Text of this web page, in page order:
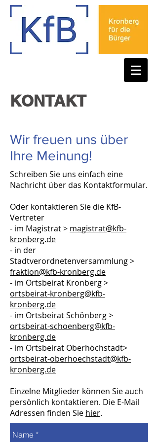
KONTAKT
Wir freuen uns über
Ihre Meinung!
Schreiben Sie uns einfach eine
Nachricht über das Kontaktformular.
Oder kontaktieren Sie die KfB-
Vertreter
- im Magistrat > magistrat@kfb-
kronberg.de
- in der
Stadtverordnetenversammlung >
fraktion@kfb-kronberg.de
- im Ortsbeirat Kronberg >
ortsbeirat-kronberg@kfb-
kronberg.de
- im Ortsbeirat Schönberg >
ortsbeirat-schoenberg@kfb-
kronberg.de
- im Ortsbeirat Oberhöchstadt>
ortsbeirat-oberhoechstadt@kfb-
kronberg.de
Einzelne Mitglieder können Sie auch
persönlich kontaktieren. Die E-Mail
Adressen finden Sie hier.